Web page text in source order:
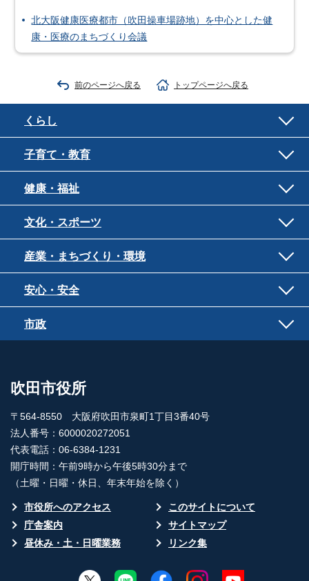
北大阪健康医療都市（吹田操車場跡地）を中心とした健
康・医療のまちづくり会議
前のページへ戻る トップページへ戻る
くらし
子育て・教育
健康・福祉
文化・スポーツ
産業・まちづくり・環境
安心・安全
市政
吹田市役所
〒564-8550 大阪府吹田市泉町1丁目3番40号
法人番号：6000020272051
代表電話：06-6384-1231
開庁時間：午前9時から午後5時30分まで
（土曜・日曜・休日、年末年始を除く）
市役所へのアクセス
このサイトについて
庁舎案内
サイトマップ
昼休み・土・日曜業務
リンク集